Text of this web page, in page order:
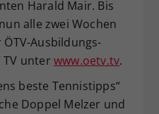
Harald Mair. Bis
alle zwei Wochen
Ausbildungs-
TV unter www.oetv.tv.
beste Tennistipps“
Doppel Melzer und